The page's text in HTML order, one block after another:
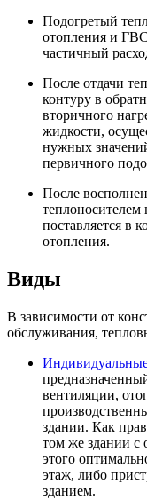
Подогретый
отопления и
частичный
После отдачи
контуру в
вторичного
жидкости,
нужных
первичного
После
поставляется в
отопления.
Виды
В зависимости от
обслуживания,
вентиляции,
здании. Как
том же здании
этого
этаж, либо
зданием.